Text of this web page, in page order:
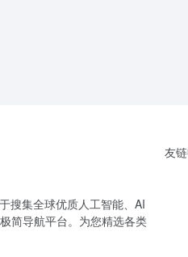
搜集全球优质人工智能、AI
简导航平台。为您精选各类
友